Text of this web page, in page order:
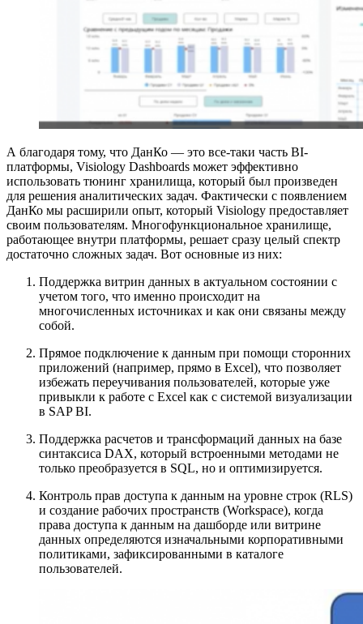
А благодаря тому, что ДанКо — это все-таки часть BI-
платформы, Visiology Dashboards может эффективно
использовать тюнинг хранилища, который был произведен
для решения аналитических задач. Фактически с появлением
ДанКо мы расширили опыт, который Visiology предоставляет
своим пользователям. Многофункциональное хранилище,
работающее внутри платформы, решает сразу целый спектр
достаточно сложных задач. Вот основные из них:
Поддержка витрин данных в актуальном состоянии с
учетом того, что именно происходит на
многочисленных источниках и как они связаны между
собой.
Прямое подключение к данным при помощи сторонних
приложений (например, прямо в Excel), что позволяет
избежать переучивания пользователей, которые уже
привыкли к работе с Excel как с системой визуализации
в SAP BI.
Поддержка расчетов и трансформаций данных на базе
синтаксиса DAX, который встроенными методами не
только преобразуется в SQL, но и оптимизируется.
Контроль прав доступа к данным на уровне строк (RLS)
и создание рабочих пространств (Workspace), когда
права доступа к данным на дашборде или витрине
данных определяются изначальными корпоративными
политиками, зафиксированными в каталоге
пользователей.